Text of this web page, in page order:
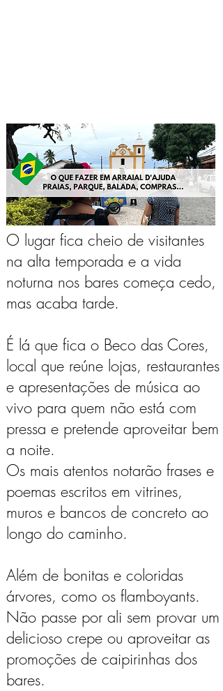
O lugar fica cheio de visitantes
na alta temporada e a vida
noturna nos bares começa cedo,
mas acaba tarde.
É lá que fica o Beco das Cores,
local que reúne lojas, restaurantes
e apresentações de música ao
vivo para quem não está com
pressa e pretende aproveitar bem
a noite.
Os mais atentos notarão frases e
poemas escritos em vitrines,
muros e bancos de concreto ao
longo do caminho.
Além de bonitas e coloridas
árvores, como os flamboyants.
Não passe por ali sem provar um
delicioso crepe ou aproveitar as
promoções de caipirinhas dos
bares.